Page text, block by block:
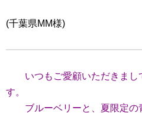
(千葉県MM様)
いつもご愛顧いただきまし
す。
ブルーベリーと、夏限定の